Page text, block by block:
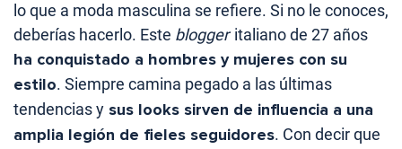
lo que a moda masculina se refiere. Si no le conoces,
deberías hacerlo. Este bloggeritaliano de 27 años
ha conquistado a hombres y mujeres con su
estilo. Siempre camina pegado a las últimas
tendencias y sus looks sirven de influencia a una
amplia legión de fieles seguidores. Con decir que